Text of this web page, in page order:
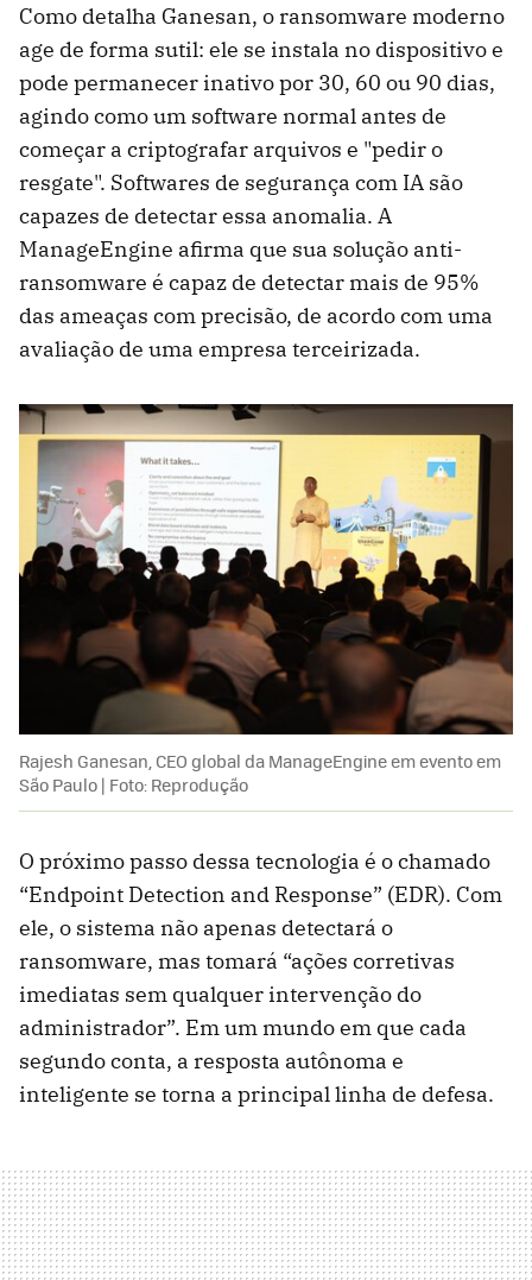
Como detalha Ganesan, o ransomware moderno
age de forma sutil: ele se instala no dispositivo e
pode permanecer inativo por 30, 60 ou 90 dias,
agindo como um software normal antes de
começar a criptografar arquivos e "pedir o
resgate". Softwares de segurança com IA são
capazes de detectar essa anomalia. A
ManageEngine afirma que sua solução anti-
ransomware é capaz de detectar mais de 95%
das ameaças com precisão, de acordo com uma
avaliação de uma empresa terceirizada.
Rajesh Ganesan, CEO global da ManageEngine em evento em
São Paulo | Foto: Reprodução
O próximo passo dessa tecnologia é o chamado
“Endpoint Detection and Response” (EDR). Com
ele, o sistema não apenas detectará o
ransomware, mas tomará “ações corretivas
imediatas sem qualquer intervenção do
administrador”. Em um mundo em que cada
segundo conta, a resposta autônoma e
inteligente se torna a principal linha de defesa.